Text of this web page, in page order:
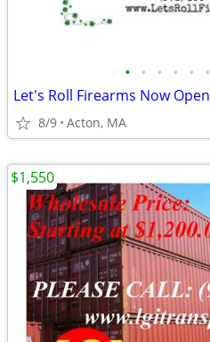
• • • • • •
Let's Roll Firearms Now Open
8/9 Acton, MA
$1,550